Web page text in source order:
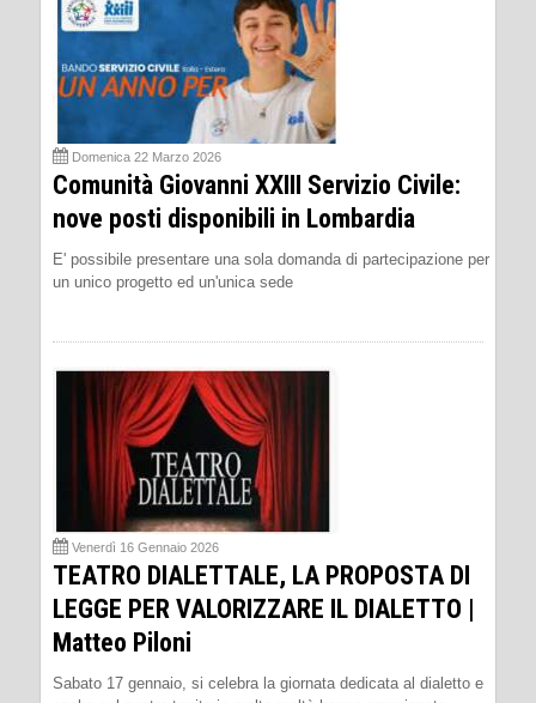
Domenica 22 Marzo 2026
Comunità Giovanni XXIII Servizio Civile:
nove posti disponibili in Lombardia
E' possibile presentare una sola domanda di partecipazione per
un unico progetto ed un'unica sede
Venerdì 16 Gennaio 2026
TEATRO DIALETTALE, LA PROPOSTA DI
LEGGE PER VALORIZZARE IL DIALETTO |
Matteo Piloni
Sabato 17 gennaio, si celebra la giornata dedicata al dialetto e